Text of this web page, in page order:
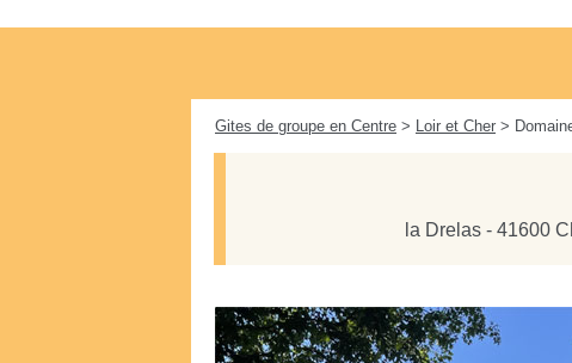
Gites de groupe en Centre > Loir et Cher >
la Drelas - 41600